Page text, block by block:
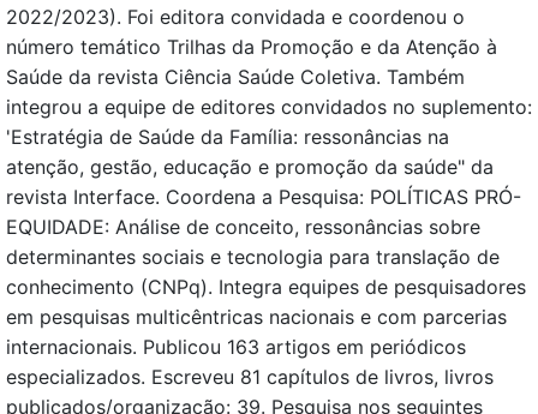
2022/2023). Foi editora convidada e coordenou o
número temático Trilhas da Promoção e da Atenção à
Saúde da revista Ciência Saúde Coletiva. Também
integrou a equipe de editores convidados no suplemento:
'Estratégia de Saúde da Família: ressonâncias na
atenção, gestão, educação e promoção da saúde" da
revista Interface. Coordena a Pesquisa: POLÍTICAS PRÓ-
EQUIDADE: Análise de conceito, ressonâncias sobre
determinantes sociais e tecnologia para translação de
conhecimento (CNPq). Integra equipes de pesquisadores
em pesquisas multicêntricas nacionais e com parcerias
internacionais. Publicou 163 artigos em periódicos
especializados. Escreveu 81 capítulos de livros, livros
publicados/organização: 39. Pesquisa nos seguintes